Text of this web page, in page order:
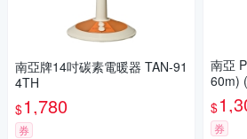
南亞牌14吋碳素電暖器 TAN-91
4TH
$1,780
券
南亞
60m)
$
券